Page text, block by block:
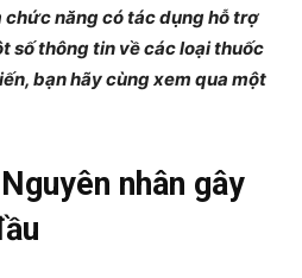
năng có tác dụng hỗ trợ
số thông tin về các loại thuốc
bạn hãy cùng xem qua một
nhân gây